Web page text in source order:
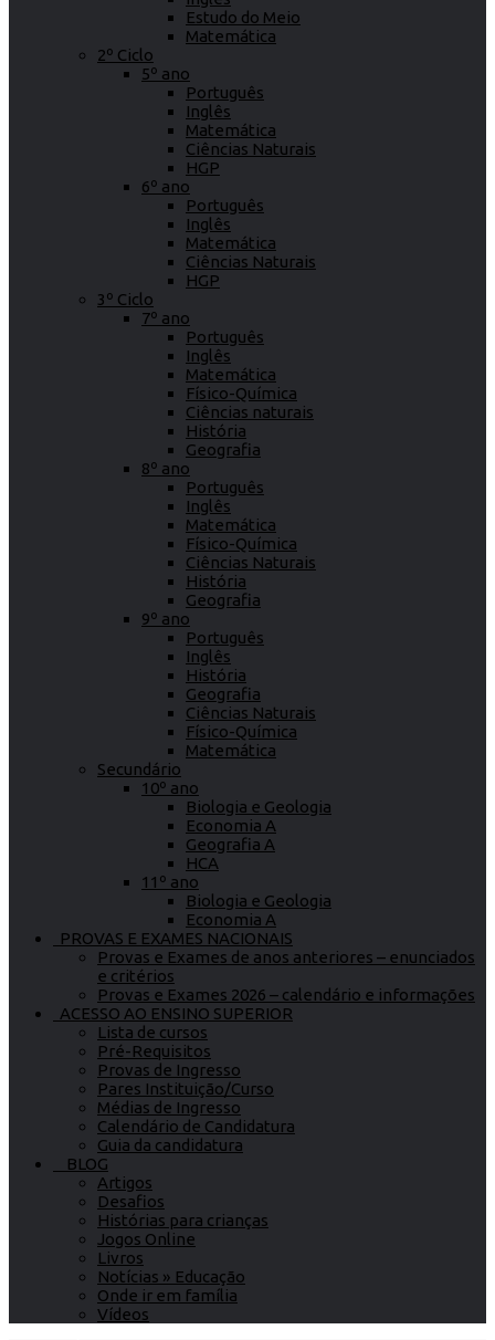
Estudo do Meio
Matemática
2º Ciclo
5º ano
Português
Inglês
Matemática
Ciências Naturais
HGP
6º ano
Português
Inglês
Matemática
Ciências Naturais
HGP
3º Ciclo
7º ano
Português
Inglês
Matemática
Físico-Química
Ciências naturais
História
Geografia
8º ano
Português
Inglês
Matemática
Físico-Química
Ciências Naturais
História
Geografia
9º ano
Português
Inglês
História
Geografia
Ciências Naturais
Físico-Química
Matemática
Secundário
10º ano
Biologia e Geologia
Economia A
Geografia A
HCA
11º ano
Biologia e Geologia
Economia A
PROVAS E EXAMES NACIONAIS
Provas e Exames de anos anteriores – enunciados
e critérios
Provas e Exames 2026 – calendário e informações
ACESSO AO ENSINO SUPERIOR
Lista de cursos
Pré-Requisitos
Provas de Ingresso
Pares Instituição/Curso
Médias de Ingresso
Calendário de Candidatura
Guia da candidatura
BLOG
Artigos
Desafios
Histórias para crianças
Jogos Online
Livros
Notícias » Educação
Onde ir em família
Vídeos